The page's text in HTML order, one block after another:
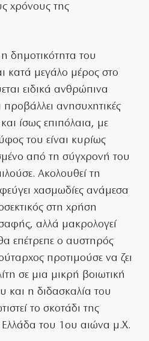
χρόνους της
δημοτικότητα του
κατά μεγάλο μέρος στο
ειδικά ανθρώπινα
ανησυχητικές
ίσως επιπόλαια, με
του είναι κυρίως
από τη σύγχρονή του
Ακολουθεί τη
χασμωδίες ανάμεσα
στη χρήση
αλλά μακρολογεί
επέτρεπε ο αυστηρός
προτιμούσε να ζει
σε μια μικρή βοιωτική
και η διδασκαλία του
το σκοτάδι της
του 1ου αιώνα μ.Χ.